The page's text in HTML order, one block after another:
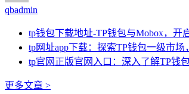
qbadmin
tp钱包下载地址-TP钱包与Mobox，开
tp网址app下载：探索TP钱包一级市
tp官网正版官网入口：深入了解TP钱
更多文章 >